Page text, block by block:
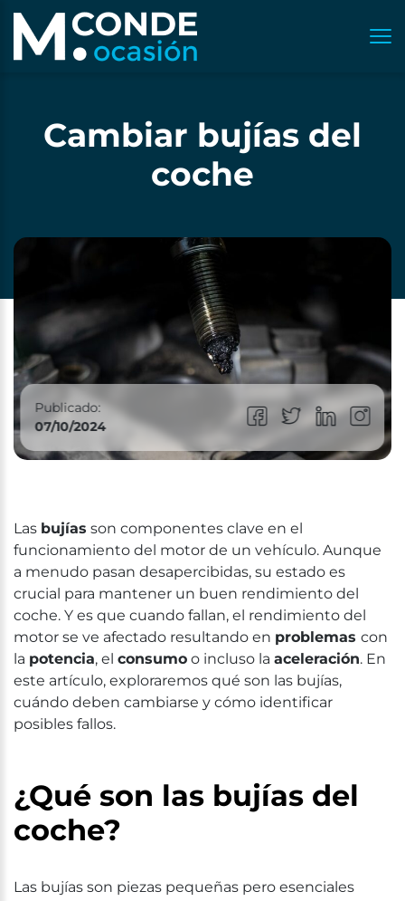
Cambiar bujías del
coche
Publicado:
07/10/2024
Las bujías son componentes clave en el
funcionamiento del motor de un vehículo. Aunque
a menudo pasan desapercibidas, su estado es
crucial para mantener un buen rendimiento del
coche. Y es que cuando fallan, el rendimiento del
motor se ve afectado resultando en problemas con
la potencia, el consumo o incluso la aceleración. En
este artículo, exploraremos qué son las bujías,
cuándo deben cambiarse y cómo identificar
posibles fallos.
¿Qué son las bujías del
coche?
Las bujías son piezas pequeñas pero esenciales